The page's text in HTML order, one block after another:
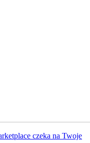
czeka na Twoje